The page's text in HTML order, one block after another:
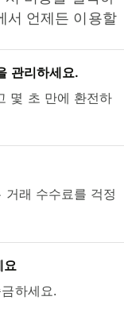
서 언제든 이용할
관리하세요.
몇 초 만에 환전하
래 수수료를 걱정
하세요.